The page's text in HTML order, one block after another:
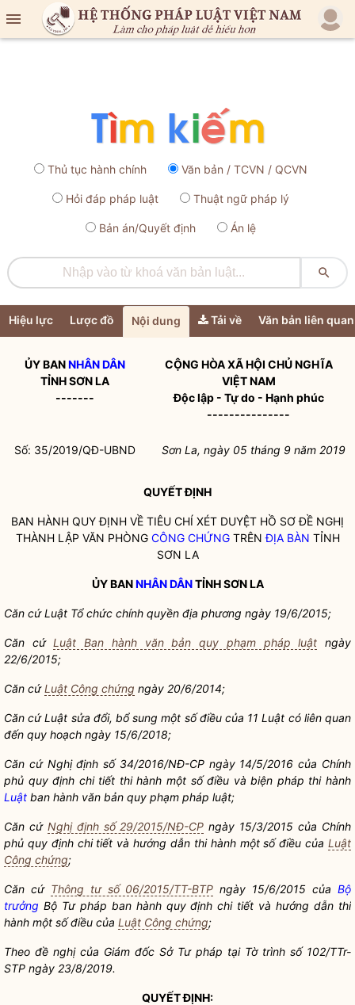

Thủ tục hành chính Văn bản / TCVN / QCVN
Hỏi đáp pháp luật Thuật ngữ pháp lý
Bản án/Quyết định Án lệ

Hiệu lực Lược đồ Nội dung Tải về Văn bản liên quan
ỦY BANNHÂN DÂN
TỈNH SƠN LA
-------
CỘNG HÒA XÃ HỘI CHỦ NGHĨA
VIỆT NAM
Độc lập - Tự do - Hạnh phúc
---------------
Số: 35/2019/QĐ-UBND Sơn La, ngày 05 tháng 9 năm 2019
QUYẾT ĐỊNH
BAN HÀNH QUY ĐỊNH VỀ TIÊU CHÍ XÉT DUYỆT HỒ SƠ ĐỀ NGHỊ
THÀNH LẬP VĂN PHÒNG CÔNG CHỨNGTRÊNĐỊA BÀN TỈNH
SƠN LA
ỦY BANNHÂN DÂNTỈNH SƠN LA
Căn cứ Luật Tổchức chính quyền địa phương ngày 19/6/2015;
Căn cứLuật Ban hành văn bản quy phạm pháp luật ngày
22/6/2015;
Căn cứLuật Công chứng ngày 20/6/2014;
Căn cứ Luật sửa đổi, bổ sung một số điều của 11 Luật có liên quan
đến quy hoạch ngày 15/6/2018;
Căn cứ Nghị định số 34/2016/NĐ-CP ngày 14/5/2016 của Chính
phủ quy định chi tiết thi hành một sốđiều và biện pháp thi hành
Luật ban hành văn bản quy phạm pháp luật;
Căn cứ Nghị định số 29/2015/NĐ-CP ngày 15/3/2015 của Chính
phủ quy định chi tiết và hướng dẫn thi hành một sốđiều củaLuật
Công chứng;
Căn cứ Thông tư số 06/2015/TT-BTP ngày 15/6/2015 củaBộ
trưởng Bộ Tư pháp ban hành quy định chi tiết và hướng dẫn thi
hành một số điều của Luật Công chứng;
Theo đề nghị của Giám đốc Sở Tư pháp tại Tờ trình số102/TTr-
STP ngày 23/8/2019.
QUYẾT ĐỊNH: